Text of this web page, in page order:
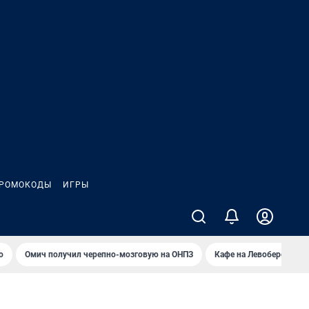
ИГРЫ
Омич получил черепно-мозговую на ОНПЗ Кафе на Левобережье